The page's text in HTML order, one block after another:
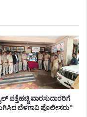
ಪತ್ತೆಹಚ್ಚಿ ವಾರಸುದಾರರಿಗೆ
ಬೆಳಗಾವಿ ಪೊಲೀಸರು*